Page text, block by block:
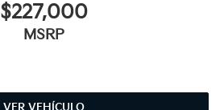
$227,000
MSRP